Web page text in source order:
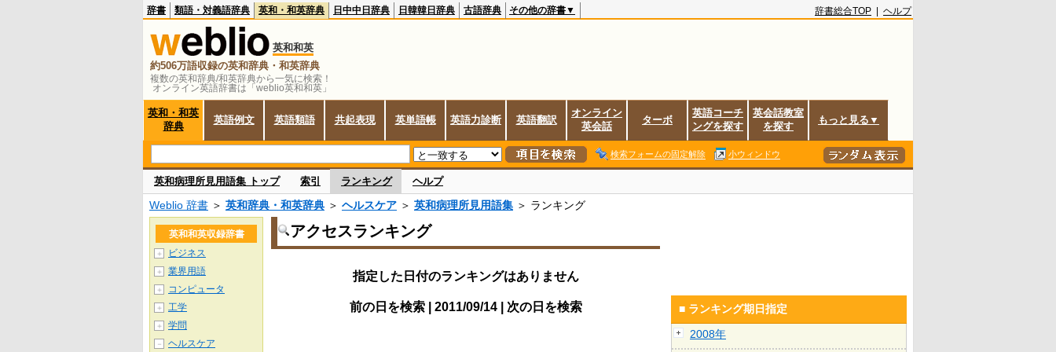
複数の英和辞典/和英辞典から一気に検索！
オンライン英語辞書は「weblio英和和英」
辞書 類語・対義語辞典 英和・和英辞典 日中中日辞典 日韓韓日辞典 古語辞典 その他の辞書▼ 辞書総合TOP ヘルプ
英和和英
約506万語収録の英和辞典・和英辞典
英和・和英
辞典
英語例文 英語類語 共起表現 英単語帳 英語力診断 英語翻訳
オンライン
英会話
ターボ
英語コーチ
ングを探す
英会話教室
を探す
もっと見る▼
検索フォームの固定解除 小ウィンドウ
英和病理所見用語集 トップ 索引 ランキング ヘルプ
Weblio 辞書 ＞ 英和辞典・和英辞典 ＞ ヘルスケア ＞ 英和病理所見用語集 ＞ ランキング
アクセスランキング
指定した日付のランキングはありません
前の日を検索 | 2011/09/14 | 次の日を検索
英和和英収録辞書
＋ ビジネス
＋ 業界用語
＋ コンピュータ
＋ 工学
＋ 学問
－
ヘルスケア
■ ランキング期日指定
2008年